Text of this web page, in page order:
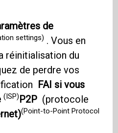
de
settings) . Vous en
réinitialisation du
de perdre vos
FAI si vous
(ISP)P2P (protocole
(Point-to-Point Protocol